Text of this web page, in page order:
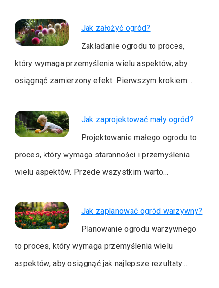
Jak założyć ogród?
Zakładanie ogrodu to proces,
który wymaga przemyślenia wielu aspektów, aby
osiągnąć zamierzony efekt. Pierwszym krokiem…
Jak zaprojektować mały ogród?
Projektowanie małego ogrodu to
proces, który wymaga staranności i przemyślenia
wielu aspektów. Przede wszystkim warto…
Jak zaplanować ogród warzywny?
Planowanie ogrodu warzywnego
to proces, który wymaga przemyślenia wielu
aspektów, aby osiągnąć jak najlepsze rezultaty.…